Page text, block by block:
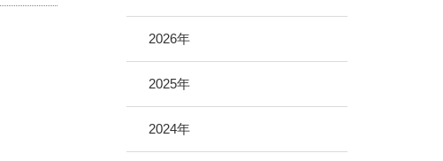
地域医療サポーター制度
病院救急車のクラウドファンディング
2026年
2025年
2024年